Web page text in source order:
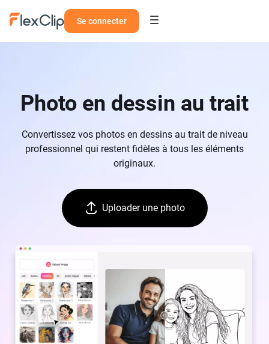
Se connecter
Photo en dessin au trait
Convertissez vos photos en dessins au trait de niveau
professionnel qui restent fidèles à tous les éléments
originaux.
Uploader une photo